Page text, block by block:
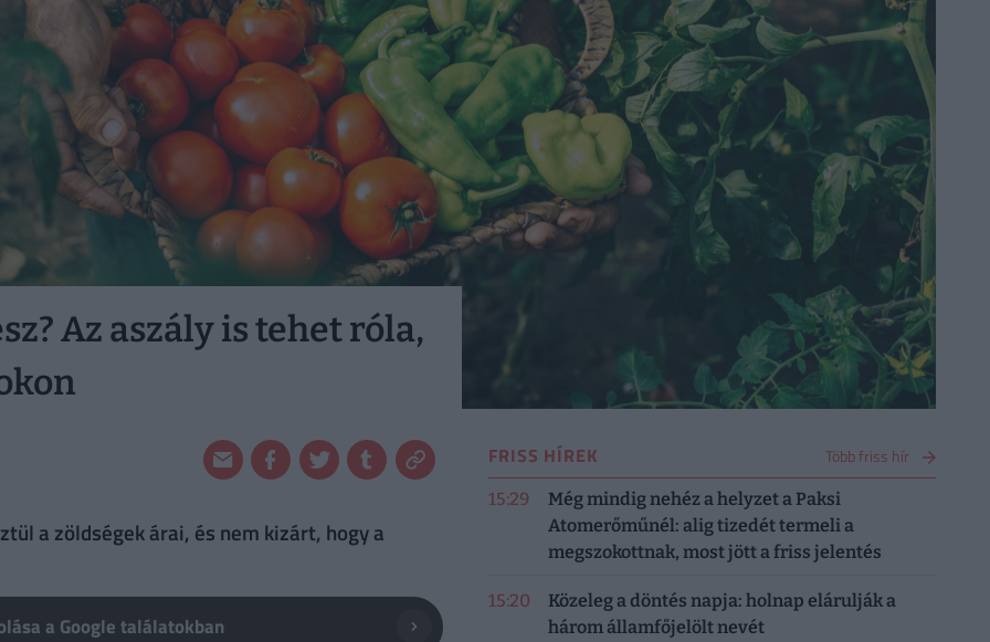
Az aszály is tehet róla,
a zöldségek árai, és nem kizárt, hogy a
a Google találatokban
FRISS HÍREK Több friss hír
15:29
Még mindig nehéz a helyzet a Paksi
Atomerőműnél: alig tizedét termeli a
megszokottnak, most jött a friss jelentés
15:20
Közeleg a döntés napja: holnap elárulják a
három államfőjelölt nevét